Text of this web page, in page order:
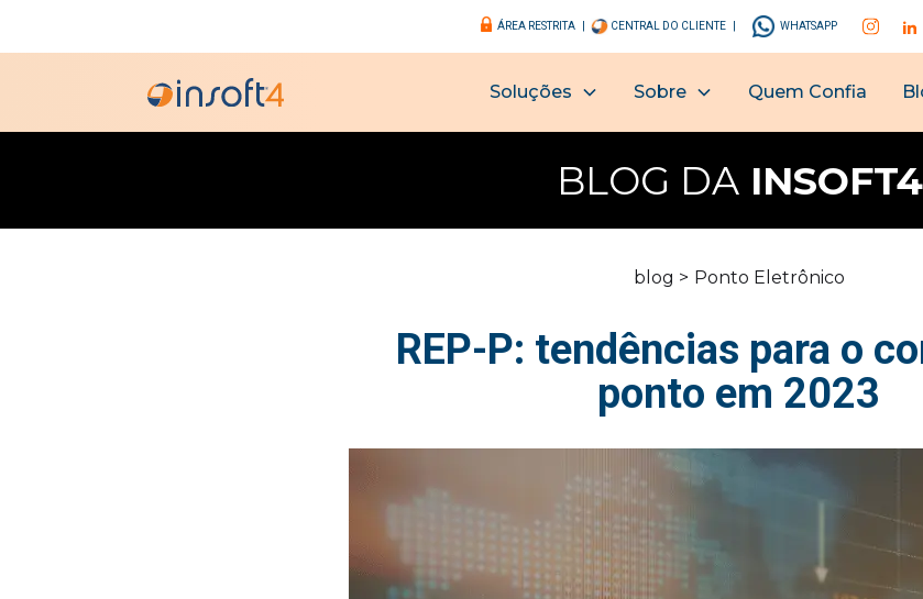
ÁREA RESTRITA | CENTRAL DO CLIENTE | WHATSAPP
Soluções Sobre Quem Confia
BLOG DAINSOFT4
blog > Ponto Eletrônico
REP-P: tendências para o
ponto em 2023